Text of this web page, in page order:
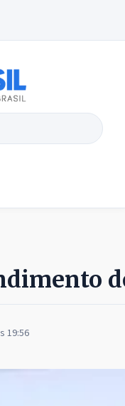
19:56